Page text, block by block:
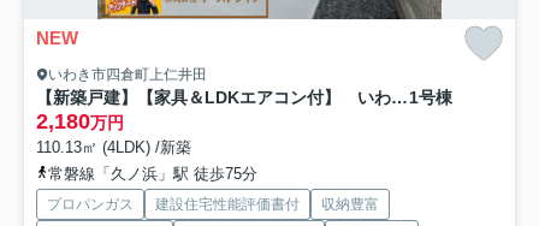
NEW
いわき市四倉町上仁井田
【新築戸建】【家具＆LDKエアコン付】 いわき市四倉町上仁井田2期 長期優良住宅1号棟
2,180万円
110.13㎡ (4LDK) /新築
常磐線「久ノ浜」駅 徒歩75分
プロパンガス 建設住宅性能評価書付
収納豊富